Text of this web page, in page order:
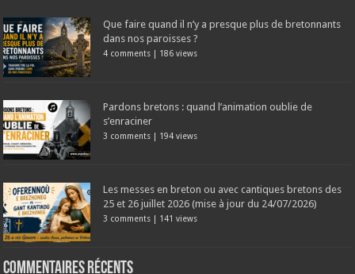
Que faire quand il n’y a presque plus de bretonnants
dans nos paroisses ?
4 comments 186 views
Pardons bretons : quand l’animation oublie de
s’enraciner
3 comments 194 views
Les messes en breton ou avec cantiques bretons des
25 et 26 juillet 2026 (mise à jour du 24/07/2026)
3 comments 141 views
Commentaires récents